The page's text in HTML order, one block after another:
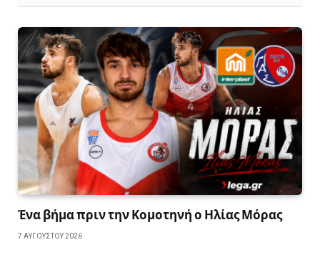
Ένα βήμα πριν την Κομοτηνή ο Ηλίας Μόρας
7 ΑΥΓΟΎΣΤΟΥ 2026